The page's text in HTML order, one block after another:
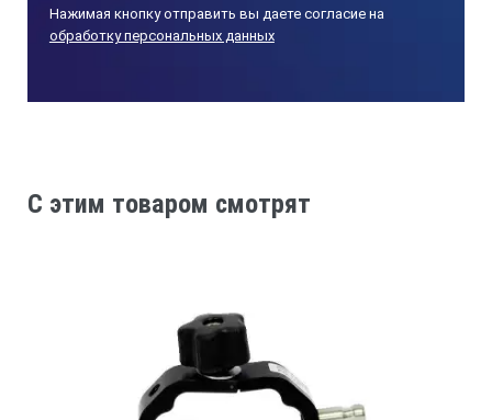
Нажимая кнопку отправить вы даете согласие на
обработку персональных данных
C этим товаром смотрят